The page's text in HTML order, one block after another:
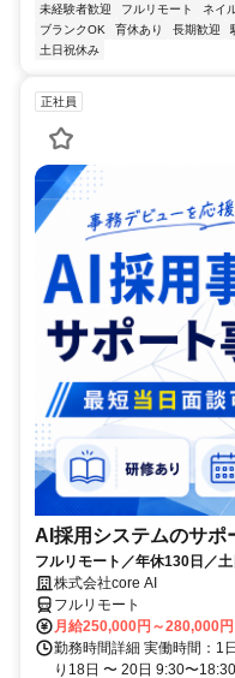
未経験者歓迎
フルリモート ネイ
ブランクOK
育休あり 長期歓迎
土日祝休み
正社員
AI採用システムのサポ
フルリモート／年休130日／
株式会社core AI
フルリモート
月給250,000円～280,000円
勤務時間詳細 実働時間：1
り18日 〜 20日 9:30〜